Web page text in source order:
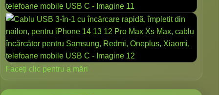
Faceți clic pentru a mări